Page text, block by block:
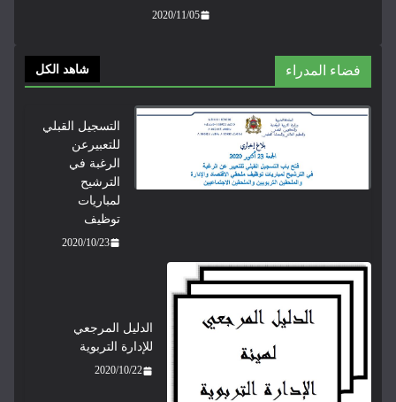
2020/11/05
فضاء المدراء شاهد الكل
التسجيل القبلي
للتعبيرعن
الرغبة في
الترشيح
لمباريات
توظيف
2020/10/23
الدليل المرجعي
للإدارة التربوية
2020/10/22